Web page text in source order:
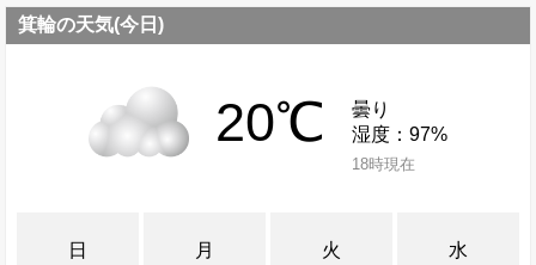
箕輪の天気(今日)
20℃
曇り
湿度：97%
18時現在
日 月 火 水